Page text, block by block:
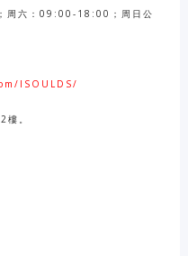
周六：09:00-18:00；周日公
ISOULDS/
。